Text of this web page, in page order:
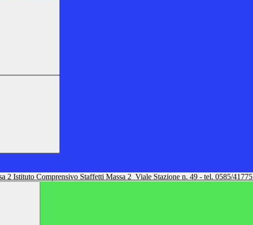
Istituto Comprensivo Staffetti Massa 2 Viale Stazione n. 49 - tel. 0585/41775